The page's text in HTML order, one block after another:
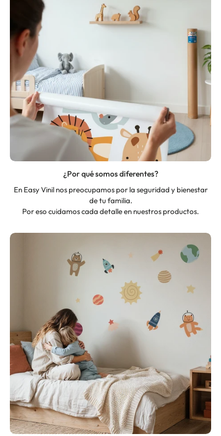
¿Por qué somos diferentes?
En Easy Vinil nos preocupamos por la seguridad y bienestar
de tu familia.
Por eso cuidamos cada detalle en nuestros productos.